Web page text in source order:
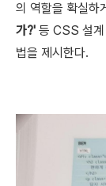
의 역할을 확실하
가?' 등 CSS 설계
법을 제시한다.